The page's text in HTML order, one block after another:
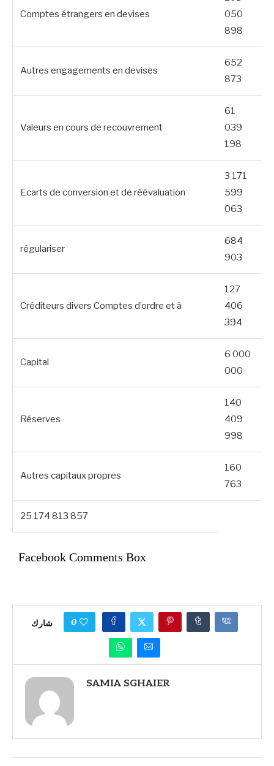
Comptes étrangers en devises
050
898
Autres engagements en devises
652
873
Valeurs en cours de recouvrement
61
039
198
Ecarts de conversion et de réévaluation
3 171
599
063
régulariser
684
903
Créditeurs divers Comptes d’ordre et à
127
406
394
Capital
6 000
000
Réserves
140
409
998
Autres capitaux propres
160
763
25 174 813 857
Facebook Comments Box
شارك 0
SAMIA SGHAIER